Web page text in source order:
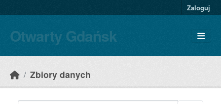
Zaloguj
Otwarty Gdańsk
Zbiory danych